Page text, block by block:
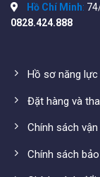
Chức năng
Thương hiệu
Sản xuất tại:
Bảo hành: 15
Tham khảo
Hồ Chí Minh:
0828.424.888
Hồ sơ năng lực
Đặt hàng và
Chính sách
Chính sách